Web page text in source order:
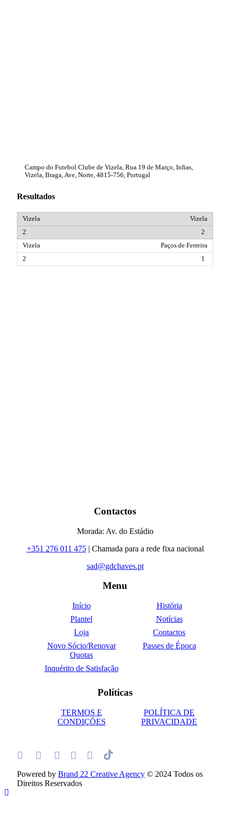
Campo do Futebol Clube de Vizela, Rua 19 de Março, Infias,
Vizela, Braga, Ave, Norte, 4815-756, Portugal
Resultados
Vizela
2
Paços de Ferreira
1
Contactos
Morada: Av. do Estádio
+351 276 011 475| Chamada para a rede fixa nacional
sad@gdchaves.pt
Menu
Início
História
Plantel
Notícias
Loja
Contactos
Novo Sócio/Renovar
Quotas
Passes de Época
Inquérito de Satisfação
Políticas
TERMOS E
CONDIÇÕES
POLÍTICA DE
PRIVACIDADE
Powered by Brand 22 Creative Agency © 2024 Todos os
Direitos Reservados